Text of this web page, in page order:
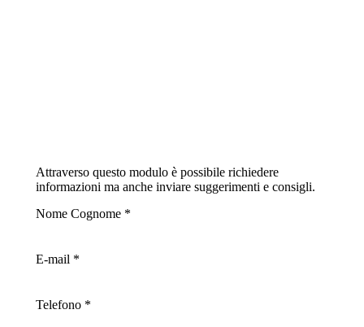
Attraverso questo modulo è possibile richiedere
informazioni ma anche inviare suggerimenti e consigli.
Nome Cognome *
E-mail *
Telefono *